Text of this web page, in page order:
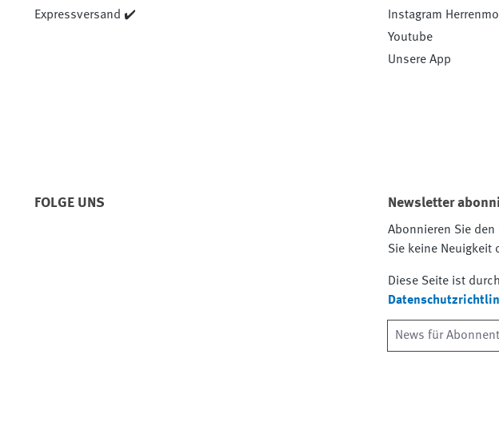
Expressversand ✔️
Instagram
Youtube
Unsere App
FOLGE UNS Newsletter
Abonnieren Sie
Sie keine Neuigkeit
Diese Seite ist